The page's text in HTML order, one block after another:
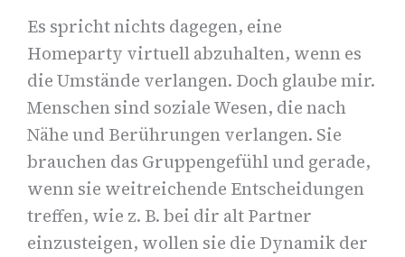
Es spricht nichts dagegen, eine
Homeparty virtuell abzuhalten, wenn es
die Umstände verlangen. Doch glaube mir.
Menschen sind soziale Wesen, die nach
Nähe und Berührungen verlangen. Sie
brauchen das Gruppengefühl und gerade,
wenn sie weitreichende Entscheidungen
treffen, wie z. B. bei dir alt Partner
einzusteigen, wollen sie die Dynamik der